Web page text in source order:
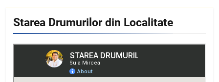
Starea Drumurilor din Localitate